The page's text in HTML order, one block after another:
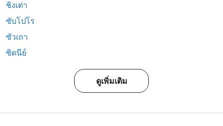
ชิงเต่า
ซับโปโร
ซัวเถา
ซิดนีย์
ดูเพิ่มเติม